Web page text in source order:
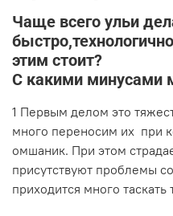
Чаще всего ульи
этим стоит?
С какими минусами
1 Первым делом это
много переносим их при
омшаник. При этом
присутствуют проблемы
приходится много таскать